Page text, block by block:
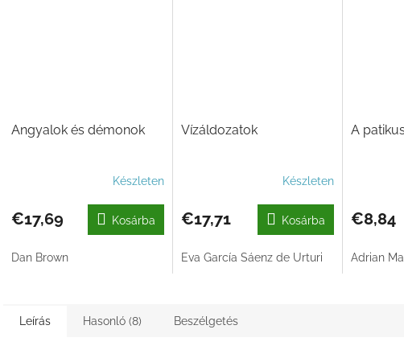
Angyalok és démonok
Készleten
€17,69 Kosárba
Dan Brown
Vízáldozatok
Készleten
€17,71 Kosárba
Eva García Sáenz de Urturi
A
€8,84
Adrian
Leírás Hasonló (8) Beszélgetés